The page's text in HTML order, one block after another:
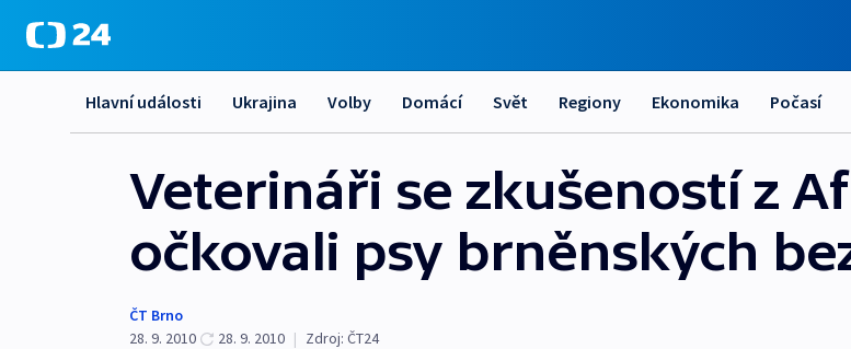
Hlavní události Ukrajina Volby Domácí Svět Regiony Ekonomika Počasí
Veterináři se zkušeností z
očkovali psy brněnských
ČT Brno
28. 9. 2010
28. 9. 2010 | Zdroj: ČT24